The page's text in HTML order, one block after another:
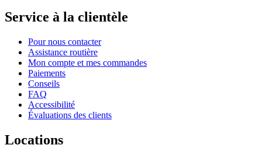
Service à la clientèle
Pour nous contacter
Assistance routière
Mon compte et mes commandes
Paiements
Conseils
FAQ
Accessibilité
Évaluations des clients
Locations